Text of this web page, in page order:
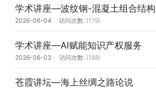
学术讲座—波纹钢-混凝土组合结
2026-06-04 (179)
学术讲座—AI赋能知识产权服务
2026-06-03 (188)
苍霞讲坛—海上丝绸之路论说